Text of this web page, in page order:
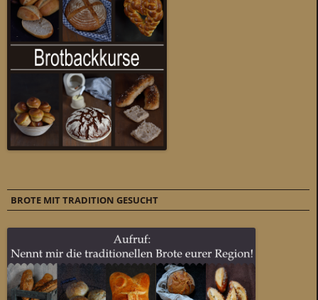
BROTE MIT TRADITION GESUCHT